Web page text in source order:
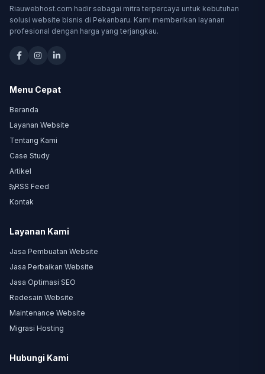
Riauwebhost.com hadir sebagai mitra terpercaya untuk kebutuhan
solusi website bisnis di Pekanbaru. Kami memberikan layanan
profesional dengan harga yang terjangkau.
Menu Cepat
Beranda
Layanan Website
Tentang Kami
Case Study
Artikel
RSS Feed
Kontak
Layanan Kami
Jasa Pembuatan Website
Jasa Perbaikan Website
Jasa Optimasi SEO
Redesain Website
Maintenance Website
Migrasi Hosting
Hubungi Kami